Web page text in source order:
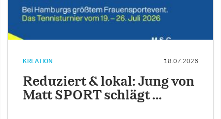
KREATION 18.07.2026
Reduziert & lokal: Jung von
Matt SPORT schlägt …